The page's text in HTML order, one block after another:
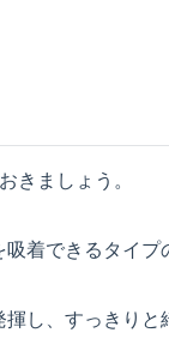
きましょう。
着できるタイプ
し、すっきりと